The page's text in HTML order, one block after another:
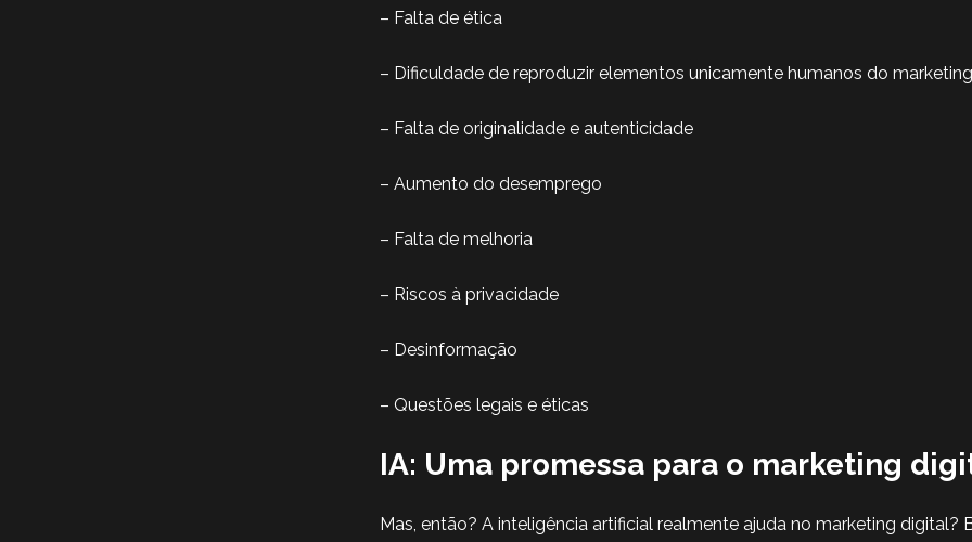
– Falta de ética
– Dificuldade de reproduzir elementos unicamente humanos do marketing
– Falta de originalidade e autenticidade
– Aumento do desemprego
– Falta de melhoria
– Riscos à privacidade
– Desinformação
– Questões legais e éticas
IA: Uma promessa para o marketing
Mas, então? A inteligência artificial realmente ajuda no marketing digital?